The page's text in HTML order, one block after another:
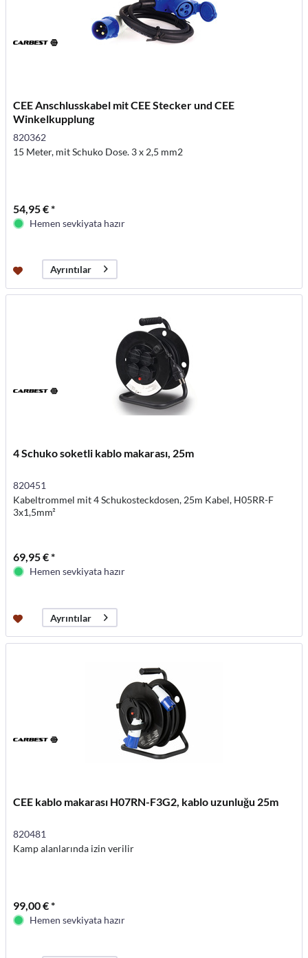
CEE Anschlusskabel mit CEE Stecker und CEE
Winkelkupplung
820362
15 Meter, mit Schuko Dose. 3 x 2,5 mm2
54,95 € *
Hemen sevkiyata hazır
Ayrıntılar
4 Schuko soketli kablo makarası, 25m
820451
Kabeltrommel mit 4 Schukosteckdosen, 25m Kabel, H05RR-F
3x1,5mm²
69,95 € *
Hemen sevkiyata hazır
Ayrıntılar
CEE kablo makarası H07RN-F3G2, kablo uzunluğu 25m
820481
Kamp alanlarında izin verilir
99,00 € *
Hemen sevkiyata hazır